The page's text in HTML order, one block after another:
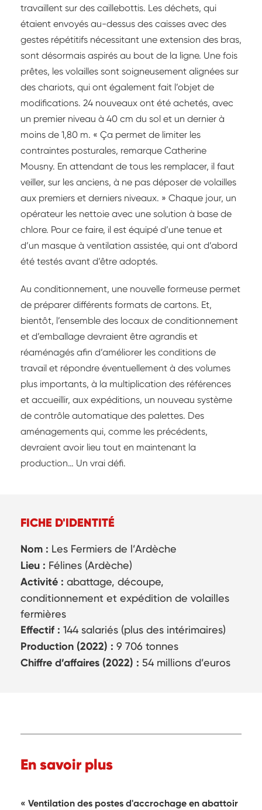
travaillent sur des caillebottis. Les déchets, qui
étaient envoyés au-dessus des caisses avec des
gestes répétitifs nécessitant une extension des bras,
sont désormais aspirés au bout de la ligne. Une fois
prêtes, les volailles sont soigneusement alignées sur
des chariots, qui ont également fait l’objet de
modifications. 24 nouveaux ont été achetés, avec
un premier niveau à 40 cm du sol et un dernier à
moins de 1,80 m. « Ça permet de limiter les
contraintes posturales, remarque Catherine
Mousny. En attendant de tous les remplacer, il faut
veiller, sur les anciens, à ne pas déposer de volailles
aux premiers et derniers niveaux. » Chaque jour, un
opérateur les nettoie avec une solution à base de
chlore. Pour ce faire, il est équipé d’une tenue et
d’un masque à ventilation assistée, qui ont d’abord
été testés avant d’être adoptés.
Au conditionnement, une nouvelle formeuse permet
de préparer différents formats de cartons. Et,
bientôt, l’ensemble des locaux de conditionnement
et d’emballage devraient être agrandis et
réaménagés afin d’améliorer les conditions de
travail et répondre éventuellement à des volumes
plus importants, à la multiplication des références
et accueillir, aux expéditions, un nouveau système
de contrôle automatique des palettes. Des
aménagements qui, comme les précédents,
devraient avoir lieu tout en maintenant la
production… Un vrai défi.
FICHE D'IDENTITÉ
Nom : Les Fermiers de l’Ardèche
Lieu : Félines (Ardèche)
Activité : abattage, découpe,
conditionnement et expédition de volailles
fermières
Effectif : 144 salariés (plus des intérimaires)
Production (2022) : 9 706 tonnes
Chiffre d’affaires (2022) : 54 millions d’euros
En savoir plus
Ventilation des postes d'accrochage en abattoir